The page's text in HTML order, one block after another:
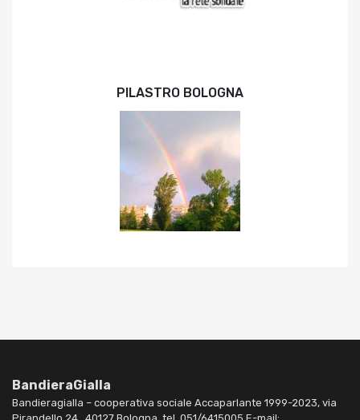
PILASTRO BOLOGNA
BandieraGialla
Bandieragialla – cooperativa sociale Accaparlante 1999-2023, via